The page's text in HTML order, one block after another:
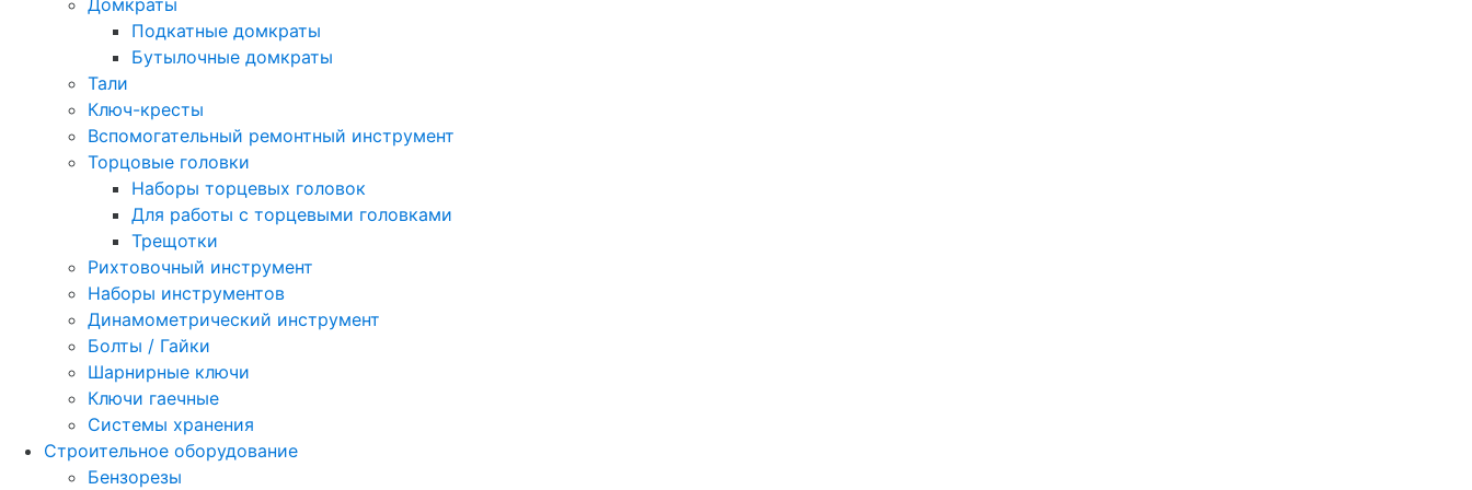
Домкраты
Подкатные домкраты
Бутылочные домкраты
Тали
Ключ-кресты
Вспомогательный ремонтный инструмент
Торцовые головки
Наборы торцевых головок
Для работы с торцевыми головками
Трещотки
Рихтовочный инструмент
Наборы инструментов
Динамометрический инструмент
Болты / Гайки
Шарнирные ключи
Ключи гаечные
Системы хранения
Строительное оборудование
Бензорезы